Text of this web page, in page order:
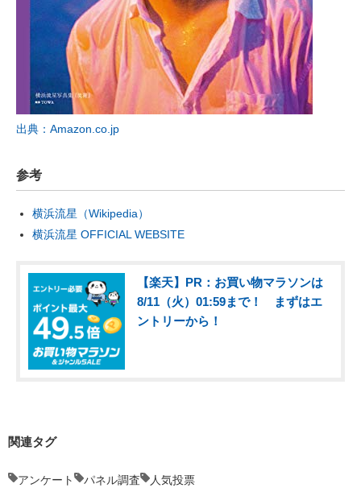
出典：Amazon.co.jp
参考
横浜流星（Wikipedia）
横浜流星 OFFICIAL WEBSITE
【楽天】PR：お買い物マラソンは
8/11（火）01:59まで！ まずはエ
ントリーから！
関連タグ
アンケート パネル調査 人気投票